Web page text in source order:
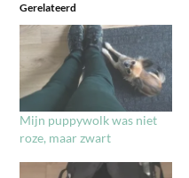
Gerelateerd
Mijn puppywolk was niet
roze, maar zwart